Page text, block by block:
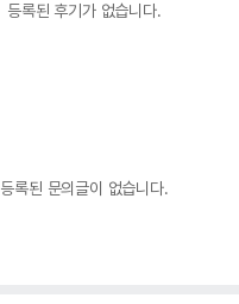
등록된 후기가 없습니다.
등록된 문의글이 없습니다.